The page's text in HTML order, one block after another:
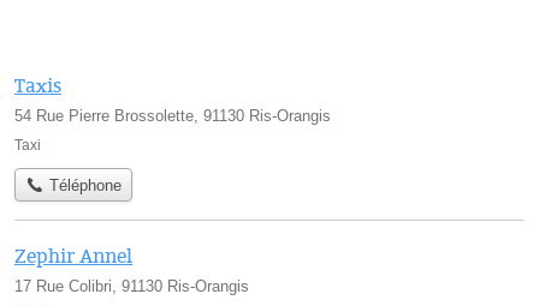
Taxis
54 Rue Pierre Brossolette, 91130 Ris-Orangis
Taxi
Téléphone
Zephir Annel
17 Rue Colibri, 91130 Ris-Orangis